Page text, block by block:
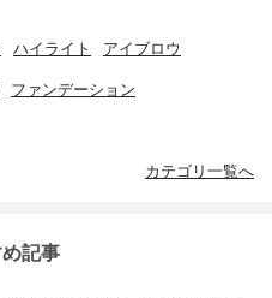
ハイライト アイブロウ
ファンデーション
カテゴリ一覧へ
記事